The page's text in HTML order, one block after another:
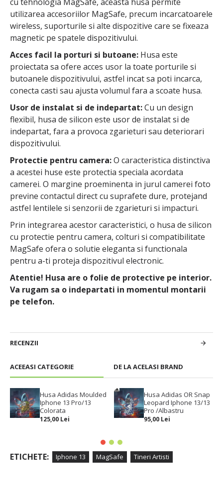
ACEEASI CATEGORIE DE LA ACELASI BRAND
Husa Adidas Moulded
Iphone 13 Pro/13
Colorata
125,00 Lei
Husa Adidas OR Snap
Leopard Iphone 13/13
Pro /Albastru
95,00 Lei
utilizarea accesoriilor MagSafe, precum incarcatoarele
wireless, suporturile si alte dispozitive care se fixeaza
magnetic pe spatele dispozitivului.
Acces facil la porturi si butoane: Husa este
proiectata sa ofere acces usor la toate porturile si
butoanele dispozitivului, astfel incat sa poti incarca,
conecta casti sau ajusta volumul fara a scoate husa.
Usor de instalat si de indepartat:Cu un design
flexibil, husa de silicon este usor de instalat si de
indepartat, fara a provoca zgarieturi sau deteriorari
dispozitivului.
Protectie pentru camera:O caracteristica distinctiva
a acestei huse este protectia speciala acordata
camerei. O margine proeminenta in jurul camerei foto
previne contactul direct cu suprafete dure, protejand
astfel lentilele si senzorii de zgarieturi si impacturi.
Prin integrarea acestor caracteristici, o husa de silicon
cu protectie pentru camera, colturi si compatibilitate
MagSafe ofera o solutie eleganta si functionala
pentru a-ti proteja dispozitivul electronic.
Atentie! Husa are o folie de protective pe interior.
Va rugam sa o indepartati in momentul montarii
pe telefon.
RECENZII
ETICHETE: Iphone 13 MagSafe Tineri Artisti